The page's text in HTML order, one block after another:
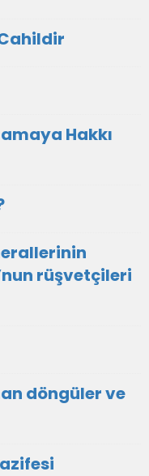
Hakkı
rüşvetçileri
döngüler ve